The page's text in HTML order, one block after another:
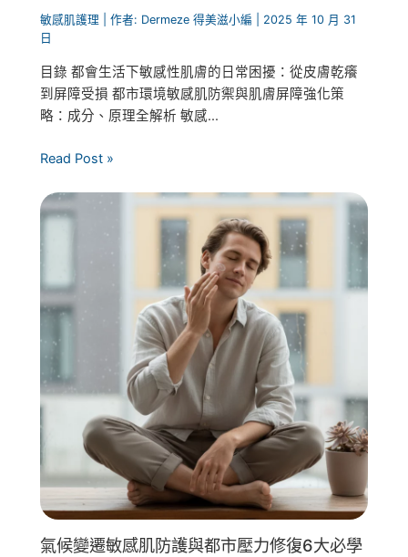
敏感肌護理 | 作者: Dermeze 得美滋小編
2025 年 10 月 31
日
目錄 都會生活下敏感性肌膚的日常困擾：從皮膚乾癢
到屏障受損 都市環境敏感肌防禦與肌膚屏障強化策
略：成分、原理全解析 敏感...
Read Post »
氣候變遷敏感肌防護與都市壓力修復6大必學